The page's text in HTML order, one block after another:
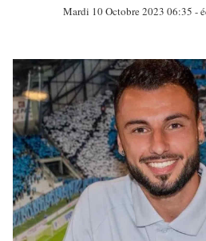
Mardi 10 Octobre 2023 06:35 -